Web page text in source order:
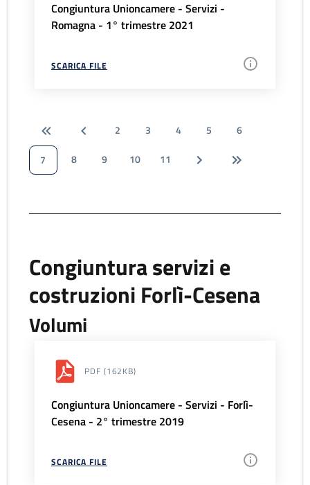
Congiuntura Unioncamere - Servizi -
Romagna - 1° trimestre 2021
SCARICA FILE
2 3 4 5
6
7
8 9 10 11
Congiuntura servizi e
costruzioni Forlì-Cesena
Volumi
PDF (162KB)
Congiuntura Unioncamere - Servizi - Forlì-
Cesena - 2° trimestre 2019
SCARICA FILE